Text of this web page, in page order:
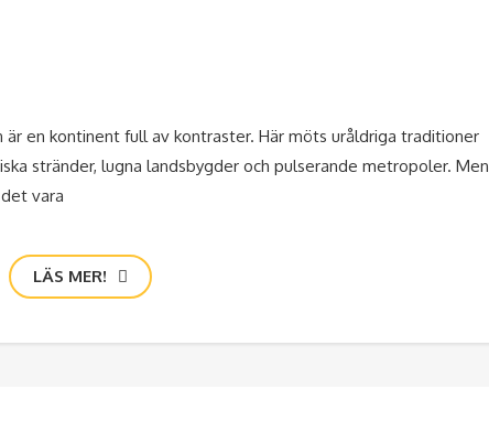
en kontinent full av kontraster. Här möts uråldriga traditioner
stränder, lugna landsbygder och pulserande metropoler. Men
vara
LÄS MER!